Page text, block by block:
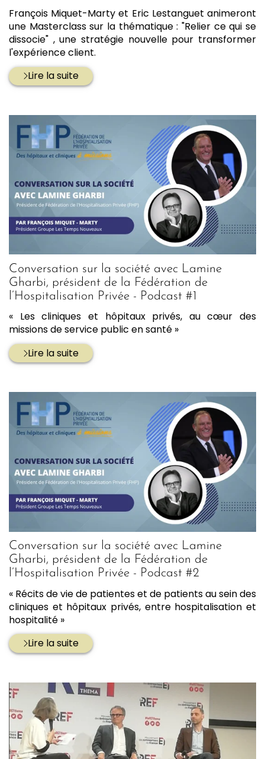
François Miquet-Marty et Eric Lestanguet animeront
une Masterclass sur la thématique : "Relier ce qui se
dissocie" , une stratégie nouvelle pour transformer
l'expérience client.
Lire la suite
Conversation sur la société avec Lamine
Gharbi, président de la Fédération de
l’Hospitalisation Privée - Podcast #1
« Les cliniques et hôpitaux privés, au cœur des
missions de service public en santé »
Lire la suite
Conversation sur la société avec Lamine
Gharbi, président de la Fédération de
l’Hospitalisation Privée - Podcast #2
« Récits de vie de patientes et de patients au sein des
cliniques et hôpitaux privés, entre hospitalisation et
hospitalité »
Lire la suite